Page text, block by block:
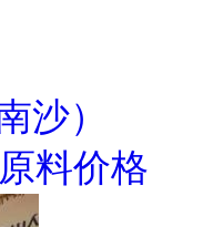
沙）
料价格